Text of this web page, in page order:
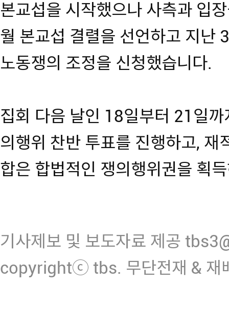
본교섭을 시작했으나 사측과 입
월 본교섭 결렬을 선언하고 지난
노동쟁의 조정을 신청했습니다.
집회 다음 날인 18일부터 21일
의행위 찬반 투표를 진행하고, 재
합은 합법적인 쟁의행위권을 획
기사제보 및 보도자료 제공
copyrightⓒ tbs. 무단전재 & 재